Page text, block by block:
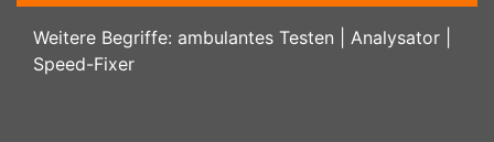
Weitere Begriffe: ambulantes Testen Analysator
Speed-Fixer